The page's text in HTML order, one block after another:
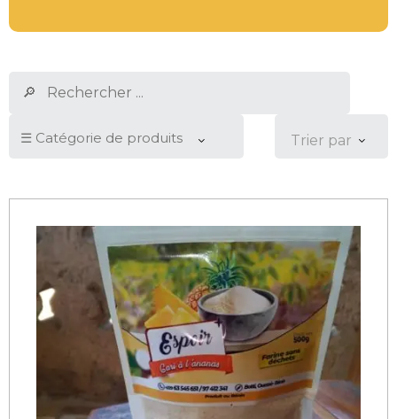
Trier par